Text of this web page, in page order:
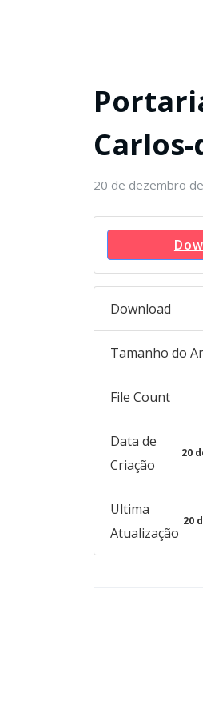
20 de dezembro
Download
Tamanho do
File Count
Data de
Criação
20
Ultima
Atualização
20